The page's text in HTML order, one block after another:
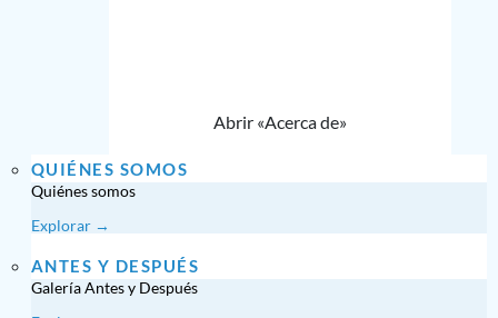
Abrir «Acerca de»
QUIÉNES SOMOS
Quiénes somos
Explorar →
ANTES Y DESPUÉS
Galería Antes y Después